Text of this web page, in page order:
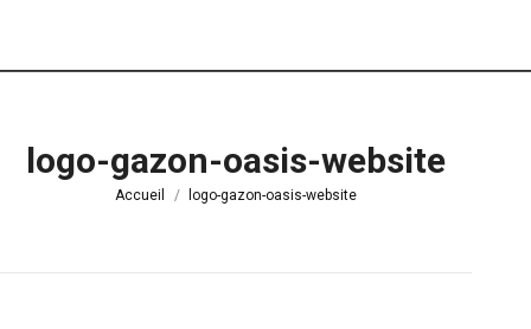
logo-gazon-oasis-website
Vous êtes ici :
Accueil logo-gazon-oasis-website